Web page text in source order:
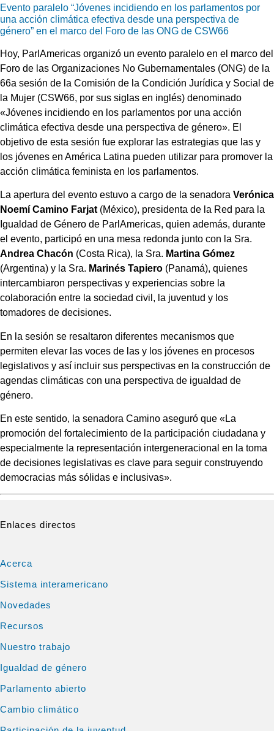
Evento paralelo “Jóvenes incidiendo en los parlamentos por
una acción climática efectiva desde una perspectiva de
género” en el marco del Foro de las ONG de CSW66
Hoy, ParlAmericas organizó un evento paralelo en el marco del
Foro de las Organizaciones No Gubernamentales (ONG) de la
66a sesión de la Comisión de la Condición Jurídica y Social de
la Mujer (CSW66, por sus siglas en inglés) denominado
«Jóvenes incidiendo en los parlamentos por una acción
climática efectiva desde una perspectiva de género». El
objetivo de esta sesión fue explorar las estrategias que las y
los jóvenes en América Latina pueden utilizar para promover la
acción climática feminista en los parlamentos.
La apertura del evento estuvo a cargo de la senadora Verónica
Noemí Camino Farjat (México), presidenta de la Red para la
Igualdad de Género de ParlAmericas, quien además, durante
el evento, participó en una mesa redonda junto con la Sra.
Andrea Chacón (Costa Rica), la Sra. Martina Gómez
(Argentina) y la Sra. Marinés Tapiero (Panamá), quienes
intercambiaron perspectivas y experiencias sobre la
colaboración entre la sociedad civil, la juventud y los
tomadores de decisiones.
En la sesión se resaltaron diferentes mecanismos que
permiten elevar las voces de las y los jóvenes en procesos
legislativos y así incluir sus perspectivas en la construcción de
agendas climáticas con una perspectiva de igualdad de
género.
En este sentido, la senadora Camino aseguró que «La
promoción del fortalecimiento de la participación ciudadana y
especialmente la representación intergeneracional en la toma
de decisiones legislativas es clave para seguir construyendo
democracias más sólidas e inclusivas».
Enlaces directos
Acerca
Sistema interamericano
Novedades
Recursos
Nuestro trabajo
Igualdad de género
Parlamento abierto
Cambio climático